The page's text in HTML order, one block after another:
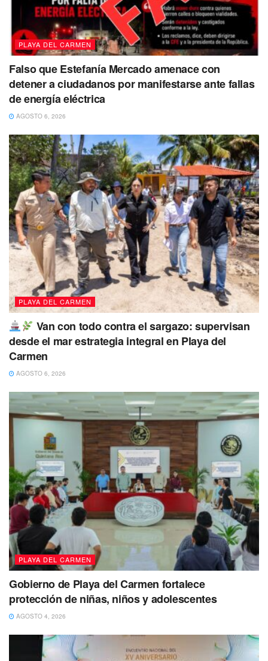
PLAYA DEL CARMEN
Falso que Estefanía Mercado amenace con
detener a ciudadanos por manifestarse ante fallas
de energía eléctrica
AGOSTO 6, 2026
PLAYA DEL CARMEN
Van con todo contra el sargazo: supervisan
desde el mar estrategia integral en Playa del
Carmen
AGOSTO 6, 2026
PLAYA DEL CARMEN
Gobierno de Playa del Carmen fortalece
protección de niñas, niños y adolescentes
AGOSTO 4, 2026